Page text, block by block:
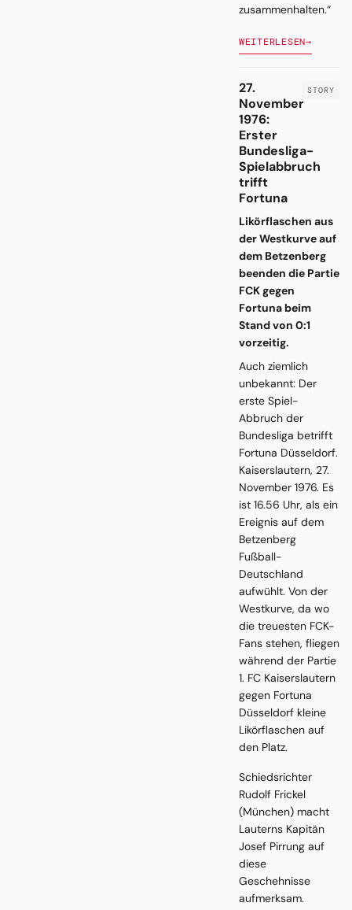
zusammenhalten.“
WEITERLESEN→
27.
November
1976:
Erster
Bundesliga-
Spielabbruch
trifft
Fortuna
Likörflaschen aus
der Westkurve auf
dem Betzenberg
beenden die Partie
FCK gegen
Fortuna beim
Stand von 0:1
vorzeitig.
Auch ziemlich
unbekannt: Der
erste Spiel-
Abbruch der
Bundesliga betrifft
Fortuna Düsseldorf.
Kaiserslautern, 27.
November 1976. Es
ist 16.56 Uhr, als ein
Ereignis auf dem
Betzenberg
Fußball-
Deutschland
aufwühlt. Von der
Westkurve, da wo
die treuesten FCK-
Fans stehen, fliegen
während der Partie
1. FC Kaiserslautern
gegen Fortuna
Düsseldorf kleine
Likörflaschen auf
den Platz.
Schiedsrichter
Rudolf Frickel
(München) macht
Lauterns Kapitän
Josef Pirrung auf
diese
Geschehnisse
aufmerksam.